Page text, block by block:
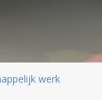
werk